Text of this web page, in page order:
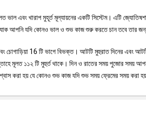
ভাল এবং খারাপ মুহূর্ত মূল্যায়নের একটি সিস্টেম। এটি
যাক আপনি যদি কোনও ভাল ও শুভ কাজ শুরু করতে চান তবে তার
চোগাড়িয়া 16 টি ভাগে বিভক্ত। আটটি মুহুরাত দিনের এবং
মূলত ১১২ টি মুহুর্ত থাকে। দিন ও রাতের সময় পুজোর সময়
করা হয় যে কোনও শুভ কাজ যদি শুভ সময় ফ্রেমের সময় করা